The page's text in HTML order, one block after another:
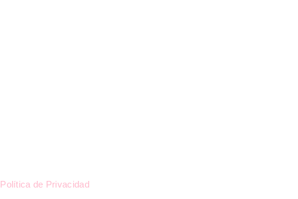
Política de Privacidad